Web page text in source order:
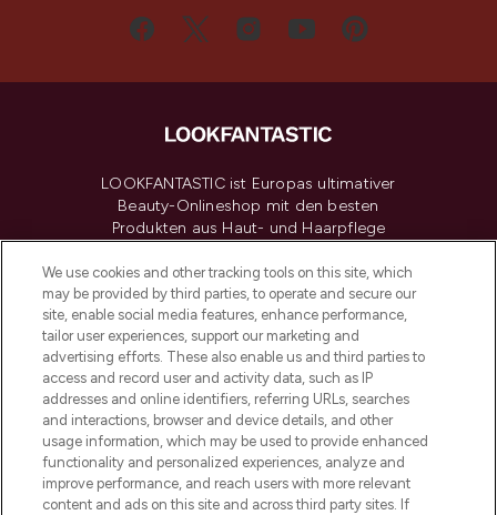
LOOKFANTASTIC ist Europas ultimativer
Beauty-Onlineshop mit den besten
Produkten aus Haut- und Haarpflege
renommierten Marken. Shoppe online
oder über die App mit kostenloser
Lieferung ab einem Einkaufswert von 30€.
Cookie-Einwilligung
Do Not Sell or Share My Personal
Information
HILFE & INFORMATION
We use cookies and other tracking tools on this site, which
may be provided by third parties, to operate and secure our
site, enable social media features, enhance performance,
tailor user experiences, support our marketing and
advertising efforts. These also enable us and third parties to
access and record user and activity data, such as IP
addresses and online identifiers, referring URLs, searches
and interactions, browser and device details, and other
usage information, which may be used to provide enhanced
functionality and personalized experiences, analyze and
improve performance, and reach users with more relevant
content and ads on this site and across third party sites. If